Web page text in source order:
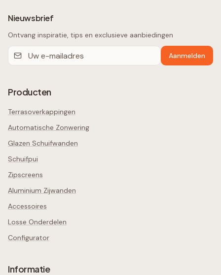
Nieuwsbrief
Ontvang inspiratie, tips en exclusieve aanbiedingen
Aanmelden
Producten
Terrasoverkappingen
Automatische Zonwering
Glazen Schuifwanden
Schuifpui
Zipscreens
Aluminium Zijwanden
Accessoires
Losse Onderdelen
Configurator
Informatie